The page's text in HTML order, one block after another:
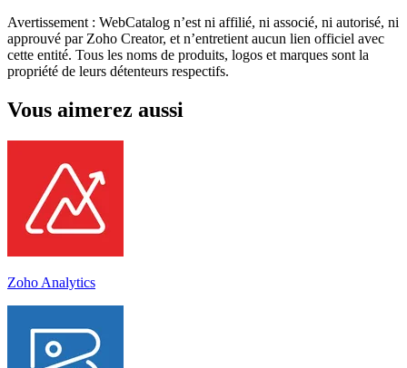
Avertissement : WebCatalog n’est ni affilié, ni associé, ni autorisé, ni
approuvé par Zoho Creator, et n’entretient aucun lien officiel avec
cette entité. Tous les noms de produits, logos et marques sont la
propriété de leurs détenteurs respectifs.
Vous aimerez aussi
Zoho Analytics